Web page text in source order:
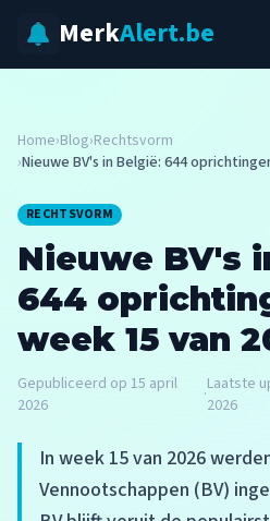
MerkAlert.be
Home›Blog›Rechtsvorm
›Nieuwe BV's in België: 644
RECHTSVORM
Nieuwe BV's
644
week 15 van
Gepubliceerd op 15 april
2026
·Laatste
2026
In week 15 van 2026
Vennootschappen (BV)